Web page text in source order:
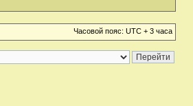
Часовой пояс: UTC + 3 часа